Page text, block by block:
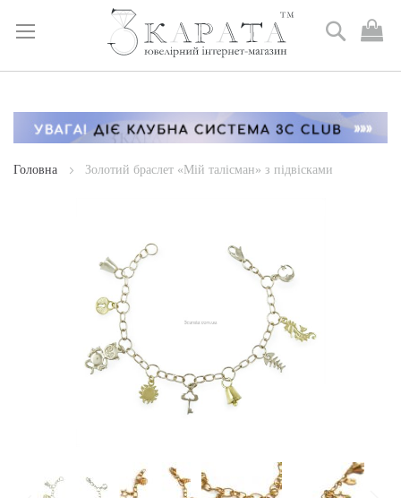
Skip
Content
Пошук
Головна Золотий браслет «Мій талісман» з підвісками